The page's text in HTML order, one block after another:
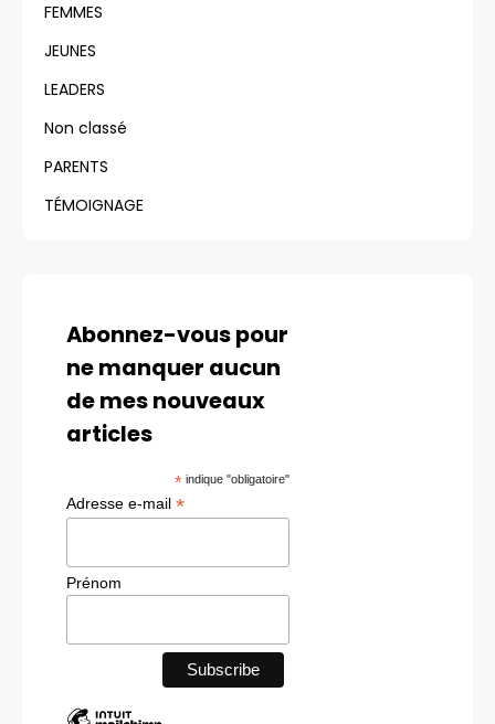
FEMMES
JEUNES
LEADERS
Non classé
PARENTS
TÉMOIGNAGE
Abonnez-vous pour
ne manquer aucun
de mes nouveaux
articles
*indique "obligatoire"
Adresse e-mail *
Prénom